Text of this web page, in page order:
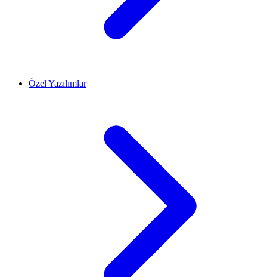
Özel Yazılımlar